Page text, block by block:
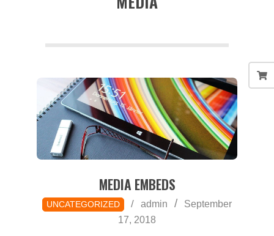
MEDIA EMBEDS
2018-
09-
UNCATEGORIZED admin
September
17, 2018